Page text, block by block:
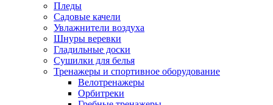
Пледы
Садовые качели
Увлажнители воздуха
Шнуры веревки
Гладильные доски
Сушилки для белья
Тренажеры и спортивное оборудование
Велотренажеры
Орбитреки